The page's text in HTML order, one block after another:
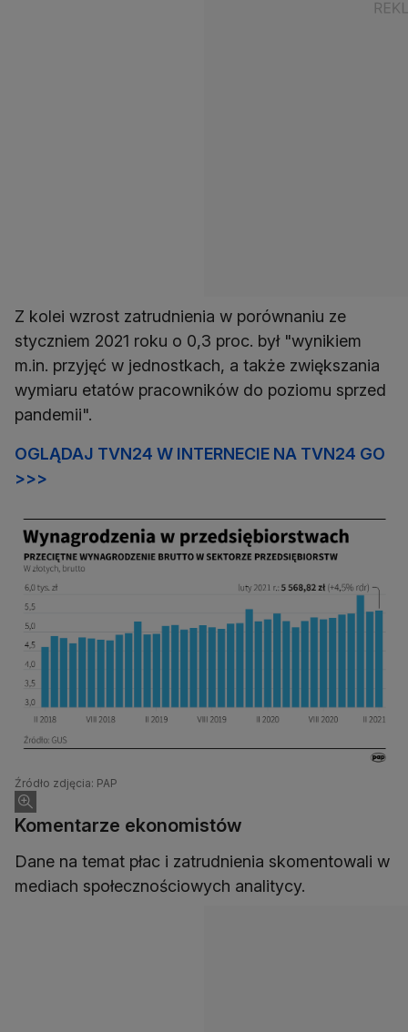
Z kolei wzrost zatrudnienia w porównaniu ze
styczniem 2021 roku o 0,3 proc. był "wynikiem
m.in. przyjęć w jednostkach, a także zwiększania
wymiaru etatów pracowników do poziomu sprzed
pandemii".
OGLĄDAJ TVN24 W INTERNECIE NA TVN24 GO
>>>
Źródło zdjęcia: PAP
Komentarze ekonomistów
Dane na temat płac i zatrudnienia skomentowali w
mediach społecznościowych analitycy.